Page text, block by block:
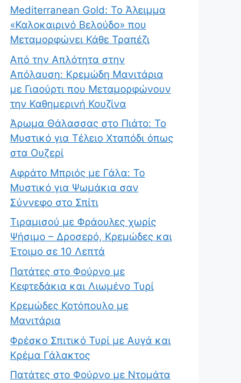
Mediterranean Gold: Το Άλειμμα
«Καλοκαιρινό Βελούδο» που
Μεταμορφώνει Κάθε Τραπέζι
Από την Απλότητα στην
Απόλαυση: Κρεμώδη Μανιτάρια
με Γιαούρτι που Μεταμορφώνουν
την Καθημερινή Κουζίνα
Άρωμα Θάλασσας στο Πιάτο: Το
Μυστικό για Τέλειο Χταπόδι όπως
στα Ουζερί
Αφράτο Μπριός με Γάλα: Το
Μυστικό για Ψωμάκια σαν
Σύννεφο στο Σπίτι
Τιραμισού με Φράουλες χωρίς
Ψήσιμο – Δροσερό, Κρεμώδες και
Έτοιμο σε 10 Λεπτά
Πατάτες στο Φούρνο με
Κεφτεδάκια και Λιωμένο Τυρί
Κρεμώδες Κοτόπουλο με
Μανιτάρια
Φρέσκο Σπιτικό Τυρί με Αυγά και
Κρέμα Γάλακτος
Πατάτες στο Φούρνο με Ντομάτα